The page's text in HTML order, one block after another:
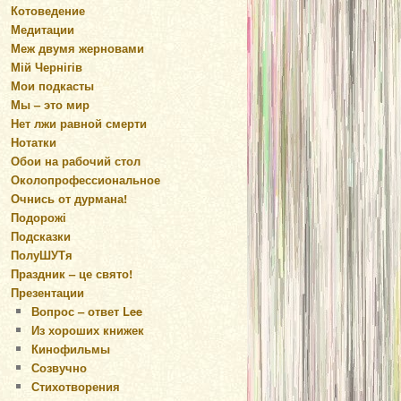
Котоведение
Медитации
Меж двумя жерновами
Мій Чернігів
Мои подкасты
Мы – это мир
Нет лжи равной смерти
Нотатки
Обои на рабочий стол
Околопрофессиональное
Очнись от дурмана!
Подорожі
Подсказки
ПолуШУТя
Праздник – це свято!
Презентации
Вопрос – ответ Lee
Из хороших книжек
Кинофильмы
Созвучно
Стихотворения